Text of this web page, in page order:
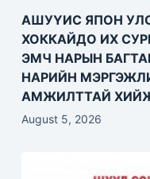
АШУҮИС ЯПОН
ХОККАЙДО ИХ
ЭМЧ НАРЫН
НАРИЙН
АМЖИЛТТАЙ
August 5, 2026